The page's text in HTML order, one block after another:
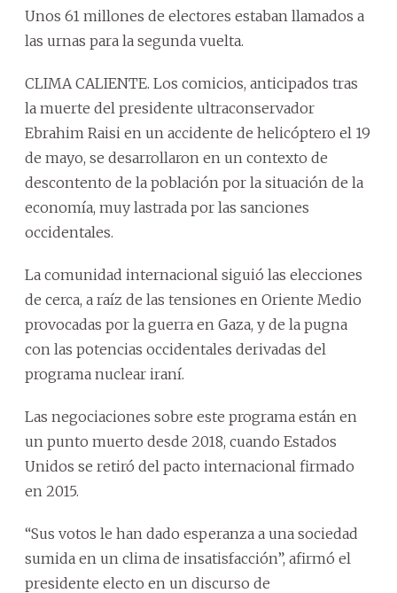
Unos 61 millones de electores estaban llamados a
las urnas para la segunda vuelta.
CLIMA CALIENTE. Los comicios, anticipados tras
la muerte del presidente ultraconservador
Ebrahim Raisi en un accidente de helicóptero el 19
de mayo, se desarrollaron en un contexto de
descontento de la población por la situación de la
economía, muy lastrada por las sanciones
occidentales.
La comunidad internacional siguió las elecciones
de cerca, a raíz de las tensiones en Oriente Medio
provocadas por la guerra en Gaza, y de la pugna
con las potencias occidentales derivadas del
programa nuclear iraní.
Las negociaciones sobre este programa están en
un punto muerto desde 2018, cuando Estados
Unidos se retiró del pacto internacional firmado
en 2015.
“Sus votos le han dado esperanza a una sociedad
sumida en un clima de insatisfacción”, afirmó el
presidente electo en un discurso de